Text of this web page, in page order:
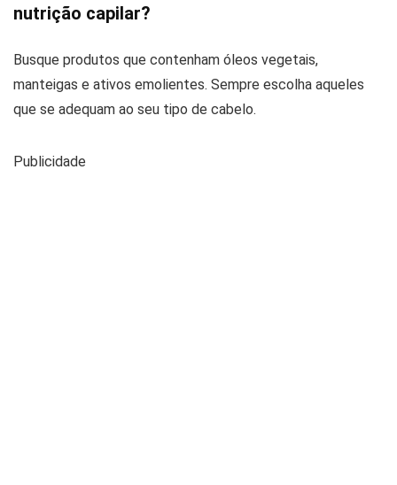
nutrição capilar?
Busque produtos que contenham óleos vegetais,
manteigas e ativos emolientes. Sempre escolha aqueles
que se adequam ao seu tipo de cabelo.
Publicidade